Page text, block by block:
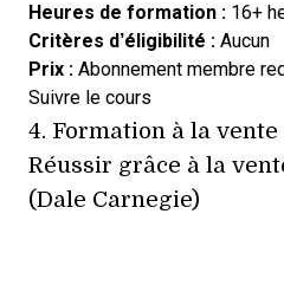
Heures de formation : 16+
Critères d’éligibilité : Aucun
Prix : Abonnement membre
Suivre le cours
4. Formation à la vente
Réussir grâce à la
(Dale Carnegie)